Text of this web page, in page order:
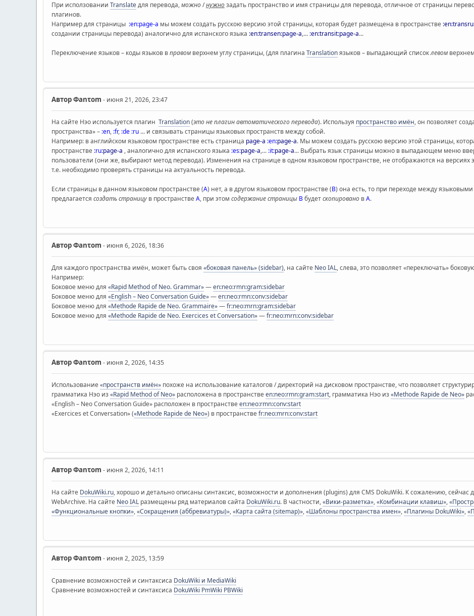
При исползовании Translateдля перевода,можно/нужнозадать пространство и имя страницы для перевода, отличное от страницы
плагинов.
Например для страницы :en:page-a мы можем создать русскою версию этой страницы, которая будет размещена в пространстве
создании страницы перевода) аналогично для испанского языка :en:transen:page-a,... :en:transit:page-a...
Переключение языков – коды языков вправом верхнем углу страницы, (для плагина Translationязыков – выпадающий списоклевом
АвторΦanτοm - июня 21, 2026, 23:47
На сайте Нэо используется плагин Translation(это не плагин автоматического перевода). Используя пространство имён, он позволяет
пространства» – :en, :fr, :de :ru ... и связывать страницы языковых пространств между собой.
Например: в английском языковом пространстве есть страница page-a :en:page-a. Мы можем создать русскою версию этой страницы,
пространстве :ru:page-a , аналогично для испанского языка :es:page-a,... :it:page-a... Выбрать язык страницы можно в выпадающем меню
пользователи (они же, выбирают метод перевода). Изменения на странице в одном языковом пространстве, не отображаются на версиях
т.е. необходимо проверять страницы на актуальность перевода.
Если страницы в данном языковом пространстве (А) нет, а в другом языковом пространстве (В) она есть, то при переходе между
предлагается создать страницу в пространстве А, при этом содержание страницы Вбудетскопировано вА.
АвторΦanτοm - июня 6, 2026, 18:36
Для каждого пространства имён, может быть своя «боковая панель» (sidebar), на сайте Neo IAL, слева, это позволяет «переключать»
Например:
Боковое меню для «Rapid Method of Neo. Grammar»—en:neo:rmn:gram:sidebar
Боковое меню для «English – Neo Conversation Guide»—en:neo:rmn:conv:sidebar
Боковое меню для «Methode Rapide de Neo. Grammaire»—fr:neo:mrn:gram:sidebar
Боковое меню для «Methode Rapide de Neo. Exercices et Conversation»—fr:neo:mrn:conv:sidebar
АвторΦanτοm - июня 2, 2026, 14:35
Использование «пространств имён» похоже на использование каталогов / директорий на дисковом пространстве, что позволяет
грамматика Нэо из«Rapid Method of Neo» расположена в пространстве en:neo:rmn:gram:start, грамматика Нэо из«Methode Rapide de Neo»
«English – Neo Conversation Guide» расположен в пространстве en:neo:rmn:conv:start
«Exercices et Conversation» («Methode Rapide de Neo») в пространстве fr:neo:mrn:conv:start
АвторΦanτοm - июня 2, 2026, 14:11
На сайте DokuWiki.ru, хорошо и детально описаны синтаксис, возможности и дополнения (plugins) для CMS DokuWiki. К сожалению, сейчас
WebArchive. На сайте Neo IAL размещены ряд материалов сайта DokuWiki.ru. В частности,«Вики-разметка»,«Комбинации клавиш»,
«Функциональные кнопки»,«Сокращения (аббревиатуры)»,«Карта сайта (sitemap)»,«Шаблоны пространства имен»,«Плагины DokuWiki»,
АвторΦanτοm - июня 2, 2025, 13:59
Сравнение возможностей и синтаксиса DokuWiki и MediaWiki
Сравнение возможностей и синтаксиса DokuWiki PmWiki PBWiki